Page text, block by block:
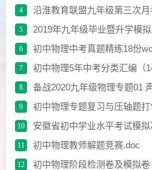
参考答案
4
沿淮教育联盟九年级第三次
卷.doc
5
2019年九年级毕业暨升学模
理试卷含答案
6 初中物理中考真题精练18份
7
初中物理5年中考分类汇编（
word解析版打包免费共享
8
备战2020九年级物理专题01
《考点微专题》（原卷版）.doc
9 初中物理专题复习与压轴题
10
安徽省初中学业水平考试模拟
word版打包分离
11 初中物理教师解题竞赛.doc
12
初中物理阶段检测卷及模拟